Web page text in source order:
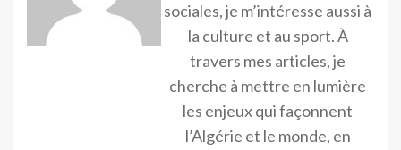
sociales, je m’intéresse aussi à
la culture et au sport. À
travers mes articles, je
cherche à mettre en lumière
les enjeux qui façonnent
l’Algérie et le monde, en